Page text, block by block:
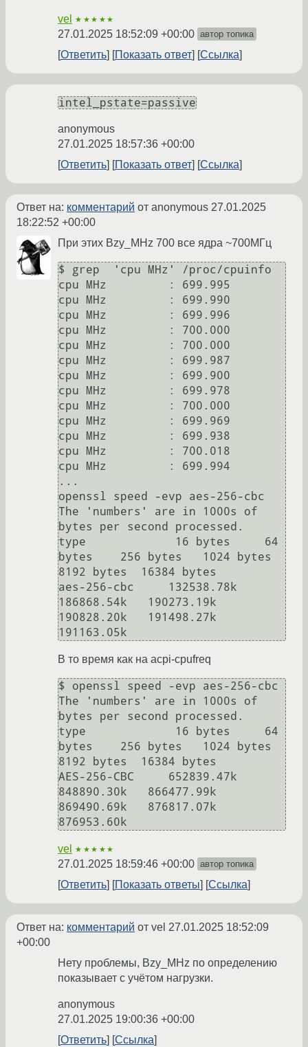
vel ★★★★★
27.01.2025 18:52:09 +00:00 автор топика
Ответить Показать ответ Ссылка
intel_pstate=passive
anonymous
27.01.2025 18:57:36 +00:00
Ответить
Показать ответ Ссылка
Ответ на: комментарий от anonymous 27.01.2025
18:22:52 +00:00
При этих Bzy_MHz 700 все ядра ~700МГц
$ grep  'cpu MHz' /proc/cpuinfo
cpu MHz		: 699.995
cpu MHz		: 699.990
cpu MHz		: 699.996
cpu MHz		: 700.000
cpu MHz		: 700.000
cpu MHz		: 699.987
cpu MHz		: 699.900
cpu MHz		: 699.978
cpu MHz		: 700.000
cpu MHz		: 699.969
cpu MHz		: 699.938
cpu MHz		: 700.018
cpu MHz		: 699.994
...
openssl speed -evp aes-256-cbc
The 'numbers' are in 1000s of
bytes per second processed.
type             16 bytes     64
bytes    256 bytes   1024 bytes
8192 bytes  16384 bytes
aes-256-cbc     132538.78k
186868.54k   190273.19k
190828.20k   191498.27k
В то время как на acpi-cpufreq
$ openssl speed -evp aes-256-cbc
The 'numbers' are in 1000s of
bytes per second processed.
type             16 bytes     64
bytes    256 bytes   1024 bytes
8192 bytes  16384 bytes
AES-256-CBC     652839.47k
848890.30k   866477.99k
869490.69k   876817.07k
vel ★★★★★
27.01.2025 18:59:46 +00:00 автор топика
Ответить Показать ответы Ссылка
Ответ на: комментарий от vel 27.01.2025 18:52:09
+00:00
Нету проблемы, Bzy_MHz по определению
показывает с учётом нагрузки.
anonymous
27.01.2025 19:00:36 +00:00
Ответить
Ссылка